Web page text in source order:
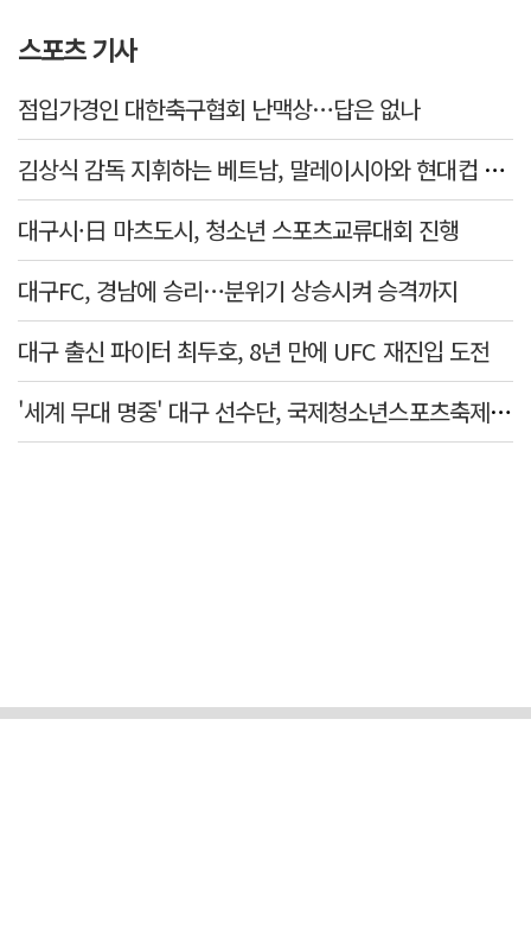
스포츠 기사
점입가경인 대한축구협회 난맥상…답은 없나
김상식 감독 지휘하는 베트남, 말레이시아와 현대컵 4강 격돌
대구시·日 마츠도시, 청소년 스포츠교류대회 진행
대구FC, 경남에 승리…분위기 상승시켜 승격까지
대구 출신 파이터 최두호, 8년 만에 UFC 재진입 도전
'세계 무대 명중' 대구 선수단, 국제청소년스포츠축제 금1·동4개